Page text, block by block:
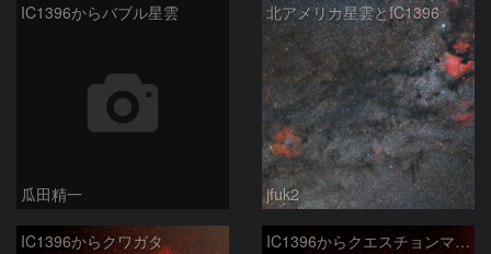
IC1396からバブル星雲
瓜田精一
北アメリカ星雲とIC1396
jfuk2
IC1396からクワガタ IC1396からクエスチョンマーク星雲パノラマ50mm